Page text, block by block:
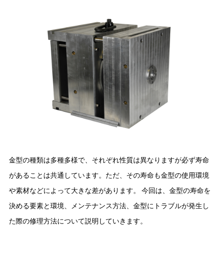
金型の種類は多種多様で、それぞれ性質は異なりますが必ず寿命
があることは共通しています。ただ、その寿命も金型の使用環境
や素材などによって大きな差があります。 今回は、金型の寿命を
決める要素と環境、メンテナンス方法、金型にトラブルが発生し
た際の修理方法について説明していきます。